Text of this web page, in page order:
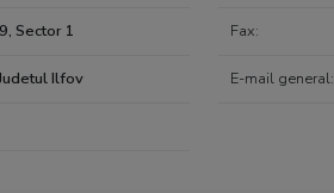
Sector 1
Ilfov
Fax:
E-mail general: